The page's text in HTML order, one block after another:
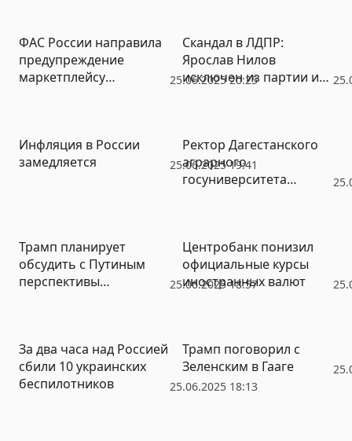
25.06.2025 20:25
ФАС России направила
предупреждение
маркетплейсу
Скандал в ЛДПР:
Ярослав Нилов
исключен из партии и
25.06.2025 19:41
Инфляция в России
замедляется
Ректор Дагестанского
аграрного
госуниверситета
25.06.2025 18:57
Трамп планирует
обсудить с Путиным
перспективы
Центробанк понизил
официальные курсы
иностранных валют
25.06.2025 18:13
За два часа над Россией
сбили 10 украинских
беспилотников
Трамп поговорил с
Зеленским в Гааге